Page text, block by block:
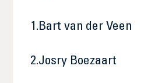
1.Bart van der Veen
2.Josry Boezaart